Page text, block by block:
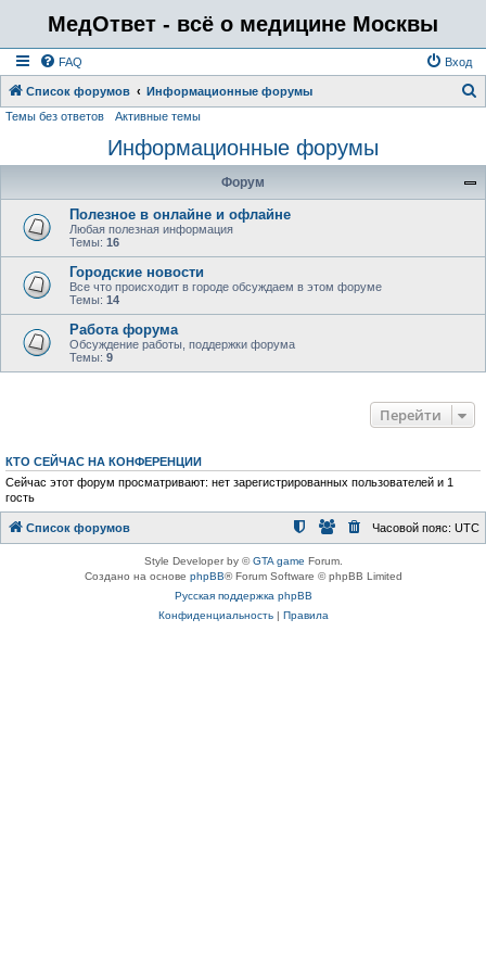
МедОтвет - всё о медицине Москвы
FAQ Вход
Список форумов Информационные форумы
с
Темы без ответов Активные темы
Информационные форумы
Форум
Полезное в онлайне и офлайне
Любая полезная информация
Темы: 16
Городские новости
Все что происходит в городе обсуждаем в этом форуме
Темы: 14
Работа форума
Обсуждение работы, поддержки форума
Темы: 9
Перейти
КТО СЕЙЧАС НА КОНФЕРЕНЦИИ
Сейчас этот форум просматривают: нет зарегистрированных пользователей и 1
гость
Список форумов Часовой пояс: UTC
Style Developer by ©GTA game Forum.
Создано на основе phpBB® Forum Software © phpBB Limited
Русская поддержка phpBB
Конфиденциальность| Правила